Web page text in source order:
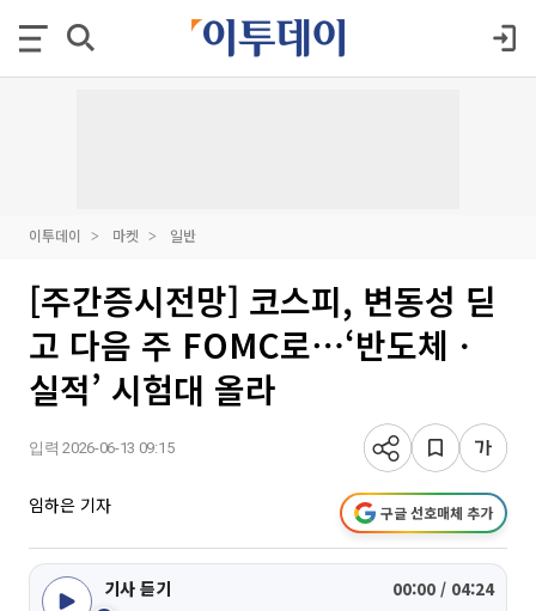
이투데이 마켓 일반
[주간증시전망] 코스피, 변동성 딛
고 다음 주 FOMC로⋯‘반도체ㆍ
실적’ 시험대 올라
입력 2026-06-13 09:15
임하은 기자 구글 선호매체 추가
기사 듣기 00:00 / 04:24